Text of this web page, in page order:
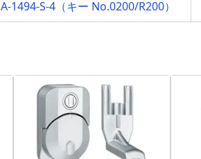
A-1494-S-4（キー No.0200/R200）